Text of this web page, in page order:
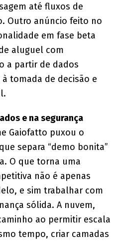
até fluxos de
Outro anúncio feito no
em fase beta
aluguel com
a partir de dados
tomada de decisão e
e na segurança
Gaiofatto puxou o
separa “demo bonita”
O que torna uma
não é apenas
e sim trabalhar com
sólida. A nuvem,
ao permitir escala
tempo, criar camadas